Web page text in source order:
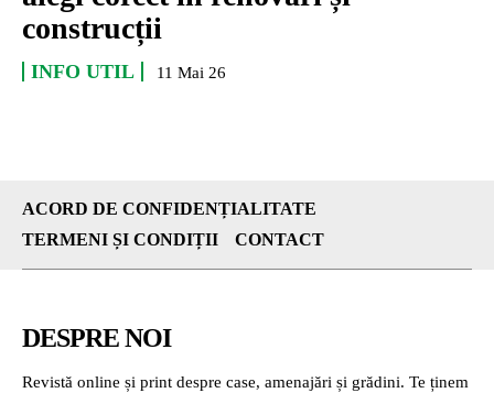
construcții
INFO UTIL 11 Mai 26
ACORD DE CONFIDENȚIALITATE
TERMENI ȘI CONDIȚII
CONTACT
DESPRE NOI
Revistă online și print despre case, amenajări și grădini. Te ținem